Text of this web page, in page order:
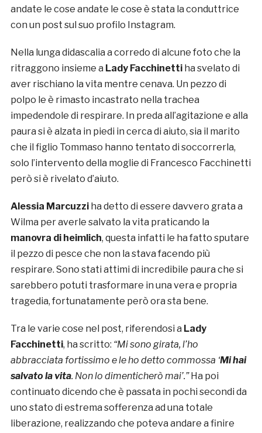
andate le cose andate le cose è stata la conduttrice
con un post sul suo profilo Instagram.
Nella lunga didascalia a corredo di alcune foto che la
ritraggono insieme a Lady Facchinetti ha svelato di
aver rischiano la vita mentre cenava. Un pezzo di
polpo le è rimasto incastrato nella trachea
impedendole di respirare. In preda all’agitazione e alla
paura si è alzata in piedi in cerca di aiuto, sia il marito
che il figlio Tommaso hanno tentato di soccorrerla,
solo l’intervento della moglie di Francesco Facchinetti
però si è rivelato d’aiuto.
Alessia Marcuzzi ha detto di essere davvero grata a
Wilma per averle salvato la vita praticando la
manovra di heimlich, questa infatti le ha fatto sputare
il pezzo di pesce che non la stava facendo più
respirare. Sono stati attimi di incredibile paura che si
sarebbero potuti trasformare in una vera e propria
tragedia, fortunatamente però ora sta bene.
Tra le varie cose nel post, riferendosi a Lady
Facchinetti, ha scritto: “Mi sono girata, l’ho
abbracciata fortissimo e le ho detto commossa ‘Mi hai
salvato la vita. Non lo dimenticherò mai’.” Ha poi
continuato dicendo che è passata in pochi secondi da
uno stato di estrema sofferenza ad una totale
liberazione, realizzando che poteva andare a finire